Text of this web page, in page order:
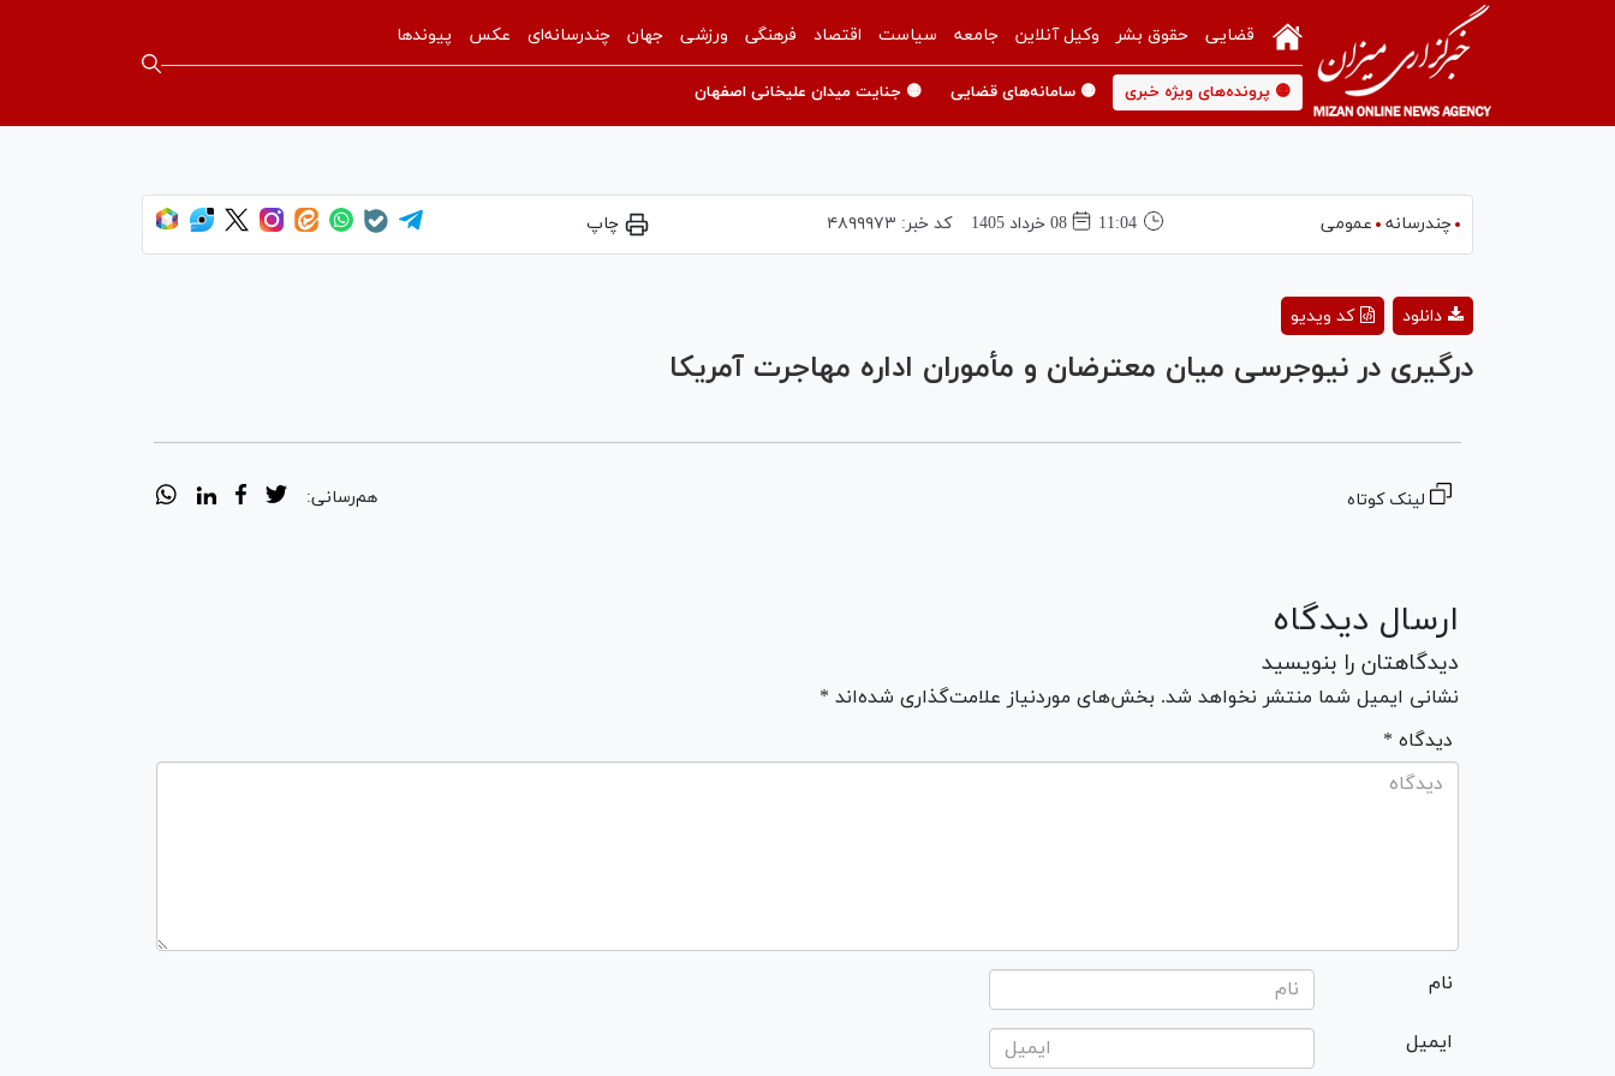
قضایی حقوق بشر وکیل آنلاین جامعه سیاست اقتصاد فرهنگی ورزشی جهان چندرسانه‌ای عکس پیوندها
🟡 پرونده‌های ویژه خبری 🟡 سامانه‌های قضایی 🟡 جنایت میدان علیخانی اصفهان
چندرسانه عمومی 11:04 08 خرداد 1405 کد خبر: ۴۸۹۹۹۷۳ چاپ
Video
کد ویدیو دانلود
درگیری در نیوجرسی میان معترضان و مأموران اداره مهاجرت آمریکا
لینک کوتاه هم‌رسانی:
ارسال دیدگاه
دیدگاهتان را بنویسید
نشانی ایمیل شما منتشر نخواهد شد. بخش‌های موردنیاز علامت‌گذاری شده‌اند *
* دیدگاه
نام
ایمیل